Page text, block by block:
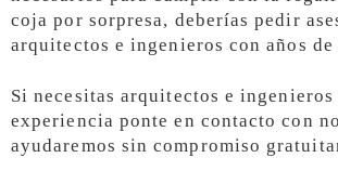
coja por sorpresa, deberías pedir
arquitectos e ingenieros con años
Si necesitas arquitectos e
experiencia ponte en contacto con
ayudaremos sin compromiso